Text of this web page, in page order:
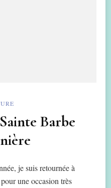
Barbe
je suis retournée à
une occasion très